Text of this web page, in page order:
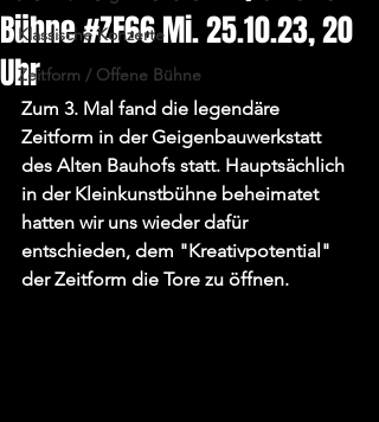
Klassische Konzerte
Zeitform / Offene Bühne
Bühne #ZF66 Mi. 25.10.23, 20
Uhr
Zum 3. Mal fand die legendäre
Zeitform in der Geigenbauwerkstatt
des Alten Bauhofs statt. Hauptsächlich
in der Kleinkunstbühne beheimatet
hatten wir uns wieder dafür
entschieden, dem "Kreativpotential"
der Zeitform die Tore zu öffnen.